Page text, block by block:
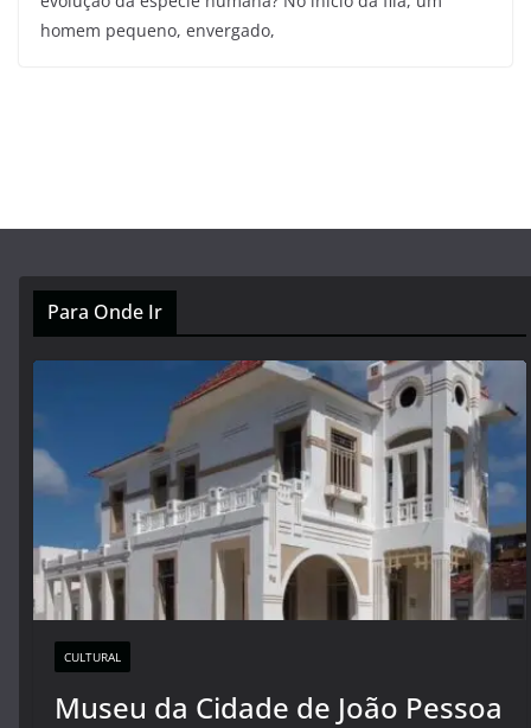
homem pequeno, envergado,
Para Onde Ir
CULTURAL
Museu da Cidade de João Pessoa